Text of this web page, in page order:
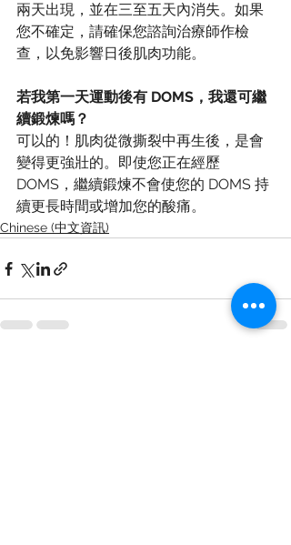
兩天出現，並在三至五天內消失。如果
您不確定，請確保您諮詢治療師作檢
查，以免影響日後肌肉功能。
若我第一天運動後有 DOMS，我還可繼
續鍛煉嗎？
可以的！肌肉從微撕裂中再生後，是會
變得更強壯的。即使您正在經歷
DOMS，繼續鍛煉不會使您的 DOMS 持
續更長時間或增加您的酸痛。
Chinese (中文資訊)